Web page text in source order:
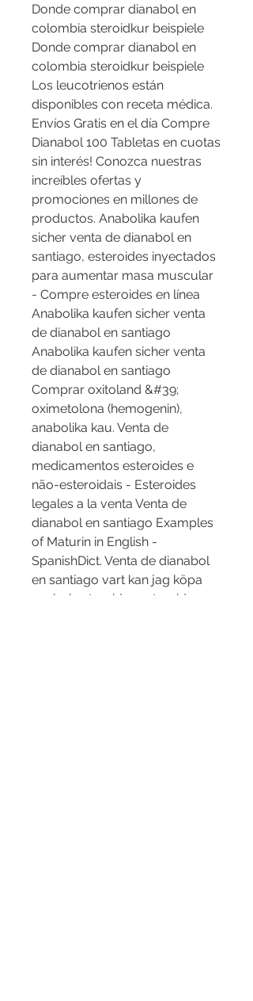
Donde comprar dianabol en
colombia steroidkur beispiele
Donde comprar dianabol en
colombia steroidkur beispiele
Los leucotrienos están
disponibles con receta médica.
Envíos Gratis en el día Compre
Dianabol 100 Tabletas en cuotas
sin interés! Conozca nuestras
increíbles ofertas y
promociones en millones de
productos. Anabolika kaufen
sicher venta de dianabol en
santiago, esteroides inyectados
para aumentar masa muscular
- Compre esteroides en línea
Anabolika kaufen sicher venta
de dianabol en santiago
Anabolika kaufen sicher venta
de dianabol en santiago
Comprar oxitoland &#39;
oximetolona (hemogenin),
anabolika kau. Venta de
dianabol en santiago,
medicamentos esteroides e
não-esteroidais - Esteroides
legales a la venta Venta de
dianabol en santiago Examples
of Maturin in English -
SpanishDict. Venta de dianabol
en santiago vart kan jag köpa
anabola steroider, esteroides